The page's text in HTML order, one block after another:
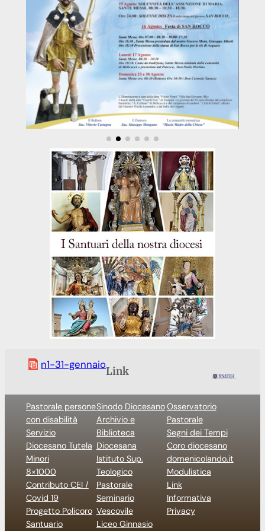
n1-31-gennaio
Link
Pastorale persone
con disabilità
Servizio
Diocesano Tutela
Minori
8×1000
Contributo CEI /
Covid 19
Progetto Policoro
Santuario
Sinodo Diocesano
Archivio e
Biblioteca
Diocesana
Istituto Sup.
Teologico
Pastorale
Seminario
Vescovile
Liceo Ginnasio
Osservatorio
Pastorale
Segni dei Tempi
Coro diocesano
domenicolando.it
Modulistica
Link
Informativa
Privacy